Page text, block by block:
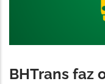
BHTrans faz